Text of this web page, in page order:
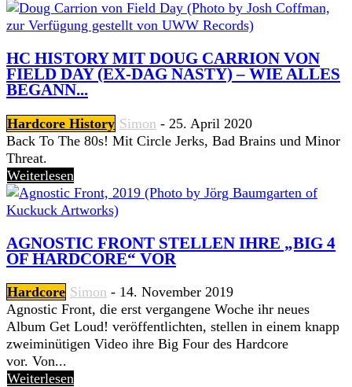
HC HISTORY MIT DOUG CARRION VON
FIELD DAY (EX-DAG NASTY) – WIE ALLES
BEGANN...
Hardcore History Simon - 25. April 2020
Back To The 80s! Mit Circle Jerks, Bad Brains und Minor
Threat.
Weiterlesen
AGNOSTIC FRONT STELLEN IHRE „BIG 4
OF HARDCORE“ VOR
Hardcore Simon - 14. November 2019
Agnostic Front, die erst vergangene Woche ihr neues
Album Get Loud! veröffentlichten, stellen in einem knapp
zweiminütigen Video ihre Big Four des Hardcore
vor. Von...
Weiterlesen